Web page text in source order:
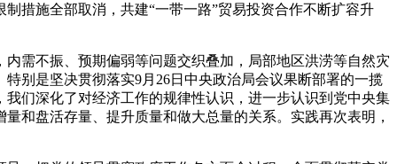
措施全部取消，共建“一带一路”贸易投资合作不断扩容升
需不振、预期偏弱等问题交织叠加，局部地区洪涝等自然灾
别是坚决贯彻落实9月26日中央政治局会议果断部署的一揽
们深化了对经济工作的规律性认识，进一步认识到党中央集
和盘活存量、提升质量和做大总量的关系。实践再次表明，